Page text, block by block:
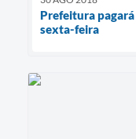
Prefeitura
sexta-feira